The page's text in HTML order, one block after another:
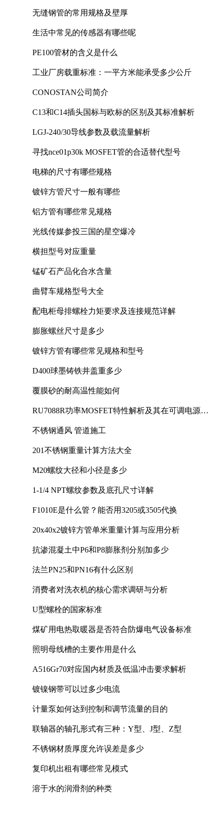
无缝钢管的常用规格及壁厚
生活中常见的传感器有哪些呢
PE100管材的含义是什么
工业厂房载重标准：一平方米能承受多少公斤
CONOSTAN公司简介
C13和C14插头国标与欧标的区别及其标准解析
LGJ-240/30导线参数及载流量解析
寻找nce01p30k MOSFET管的合适替代型号
电梯的尺寸有哪些规格
镀锌方管尺寸一般有哪些
铝方管有哪些常见规格
光线传媒参投三国的星空爆冷
横担型号对应重量
锰矿石产品化合水含量
曲臂车规格型号大全
配电柜母排螺栓力矩要求及连接规范详解
膨胀螺丝尺寸是多少
镀锌方管有哪些常见规格和型号
D400球墨铸铁井盖重多少
覆膜砂的耐高温性能如何
RU7088R功率MOSFET特性解析及其在可调电源设
不锈钢通风 管道施工
201不锈钢重量计算方法大全
M20螺纹大径和小径是多少
1-1/4 NPT螺纹参数及底孔尺寸详解
F1010E是什么管？能否用3205或3505代换
20x40x2镀锌方管单米重量计算与应用分析
抗渗混凝土中P6和P8膨胀剂分别加多少
法兰PN25和PN16有什么区别
消费者对洗衣机的核心需求调研与分析
U型螺栓的国家标准
煤矿用电热取暖器是否符合防爆电气设备标准
照明母线槽的主要作用是什么
A516Gr70对应国内材质及低温冲击要求解析
镀镍钢带可以过多少电流
计量泵如何达到控制和调节流量的目的
联轴器的轴孔形式有三种：Y型、J型、Z型
不锈钢材质厚度允许误差是多少
复印机出租有哪些常见模式
溶于水的润滑剂的种类